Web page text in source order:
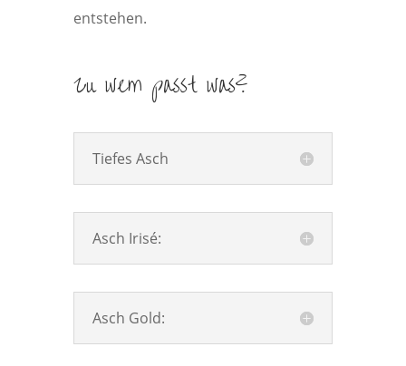
entstehen.
Zu wem passt was?
Tiefes Asch
Asch Irisé:
Asch Gold: